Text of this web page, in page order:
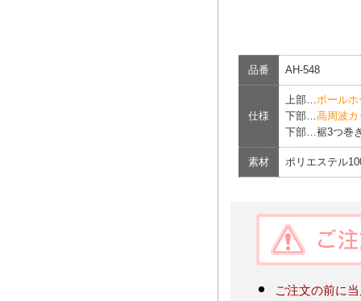
品番 AH-548
仕様
上部… ポール
下部… 高周波
下部…裾3つ巻
素材 ポリエステル
ご注文の前に